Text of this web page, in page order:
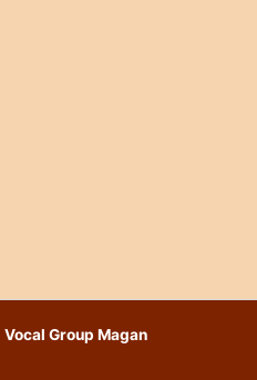
Vocal Group Magan